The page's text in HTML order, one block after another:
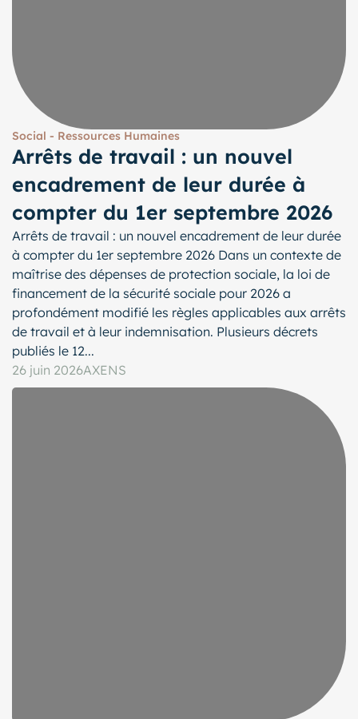
Social - Ressources Humaines
Arrêts de travail : un nouvel
encadrement de leur durée à
compter du 1er septembre 2026
Arrêts de travail : un nouvel encadrement de leur durée
à compter du 1er septembre 2026 Dans un contexte de
maîtrise des dépenses de protection sociale, la loi de
financement de la sécurité sociale pour 2026 a
profondément modifié les règles applicables aux arrêts
de travail et à leur indemnisation. Plusieurs décrets
publiés le 12...
26 juin 2026AXENS